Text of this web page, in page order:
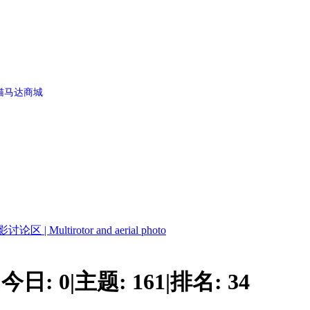
马达商城
论区 | Multirotor and aerial photo
今日: 0|主题: 161|排名: 34